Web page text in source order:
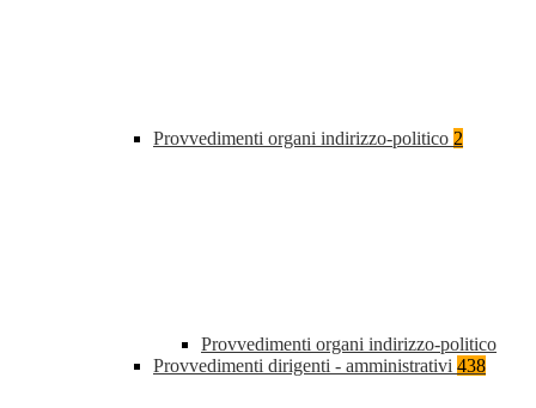
Provvedimenti organi indirizzo-politico 2
Provvedimenti organi indirizzo-politico
Provvedimenti dirigenti - amministrativi 438